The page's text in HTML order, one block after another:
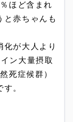
ほど含まれ
と赤ちゃんも
化が大人より
ン大量摂取
死症候群）
。